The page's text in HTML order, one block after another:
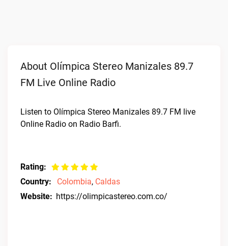
About Olímpica Stereo Manizales 89.7
FM Live Online Radio
Listen to Olímpica Stereo Manizales 89.7 FM live
Online Radio on Radio Barfi.
Rating:
Country:
Colombia, Caldas
Website: https://olimpicastereo.com.co/